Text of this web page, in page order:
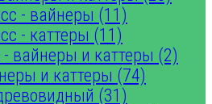
- вайнеры (11)
- каттеры (11)
вайнеры и каттеры (2)
и каттеры (74)
(31)